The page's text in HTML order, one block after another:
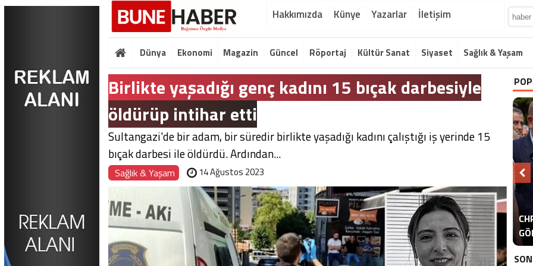
Hakkımızda Künye Yazarlar İletişim
Dünya Ekonomi Magazin Güncel Röportaj Kültür Sanat Siyaset Sağlık & Yaşam
Birlikte yaşadığı genç kadını 15 bıçak darbesiyle
öldürüp intihar etti
Sultangazi'de bir adam, bir süredir birlikte yaşadığı kadını çalıştığı iş yerinde 15
bıçak darbesi ile öldürdü. Ardından...
Sağlık & Yaşam 14 Ağustos 2023